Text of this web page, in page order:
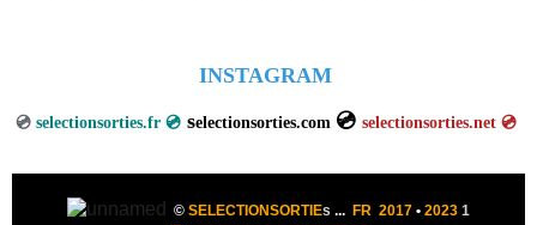
INSTAGRAM
💿 selectionsorties.fr 💿 selectionsorties.com 💿 selectionsorties.net💿
© SELECTIONSORTIEs ... FR 2017 • 2023 1